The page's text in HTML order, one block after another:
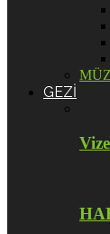
GEZİ